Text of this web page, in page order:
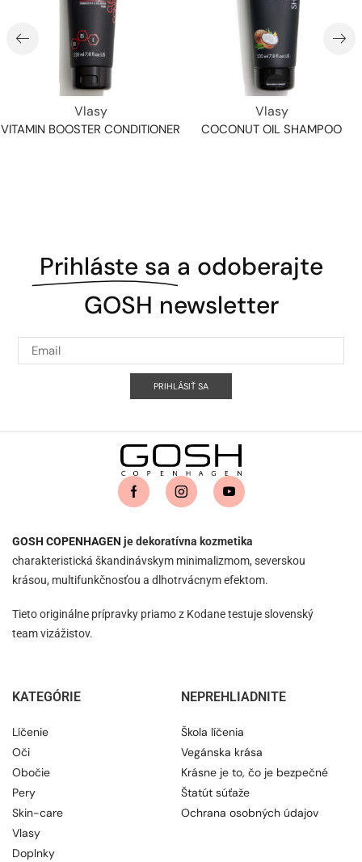
Vlasy
VITAMIN BOOSTER CONDITIONER
Vlasy
COCONUT OIL SHAMPOO
Prihláste sa a odoberajte
GOSH newsletter
PRIHLÁSIŤ SA
GOSH COPENHAGEN je dekoratívna kozmetika
charakteristická škandinávskym minimalizmom, severskou
krásou, multifunkčnosťou a dlhotrvácnym efektom.
Tieto originálne prípravky priamo z Kodane testuje slovenský
team vizážistov.
KATEGÓRIE
Líčenie
Oči
Obočie
Pery
Skin-care
Vlasy
Doplnky
NEPREHLIADNITE
Škola líčenia
Vegánska krása
Krásne je to, čo je bezpečné
Štatút súťaže
Ochrana osobných údajov